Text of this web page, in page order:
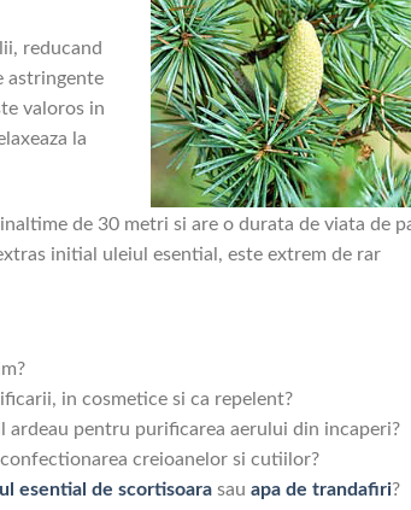
reducand
astringente
valoros in
la
de 30 metri si are o durata de viata de
initial uleiul esential, este extrem de rar
in cosmetice si ca repelent?
pentru purificarea aerului din incaperi?
creioanelor si cutiilor?
esential de scortisoara sau apa de trandafiri?